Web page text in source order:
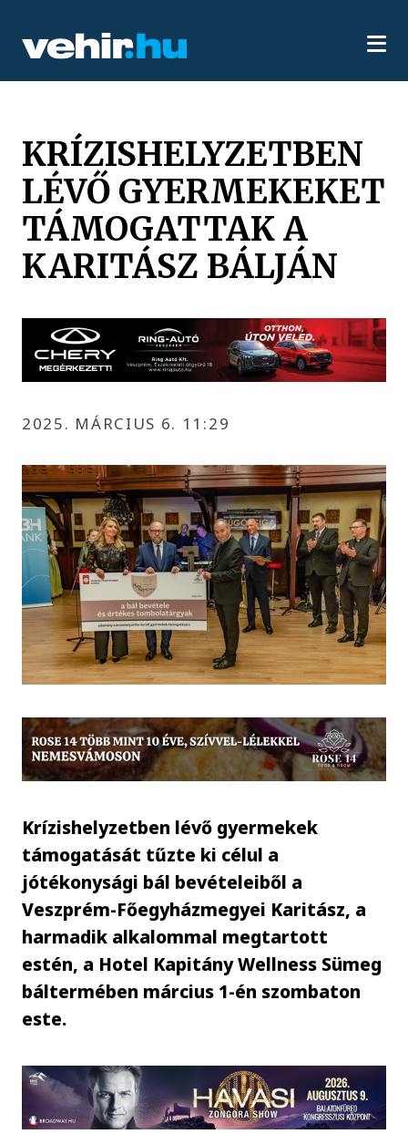
KRÍZISHELYZETBEN
LÉVŐ GYERMEKEKET
TÁMOGATTAK A
KARITÁSZ BÁLJÁN
2025. MÁRCIUS 6. 11:29
Krízishelyzetben lévő gyermekek
támogatását tűzte ki célul a
jótékonysági bál bevételeiből a
Veszprém-Főegyházmegyei Karitász, a
harmadik alkalommal megtartott
estén, a Hotel Kapitány Wellness Sümeg
báltermében március 1-én szombaton
este.